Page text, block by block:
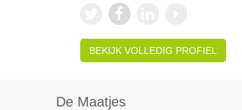
BEKIJK VOLLEDIG PROFIEL
De Maatjes